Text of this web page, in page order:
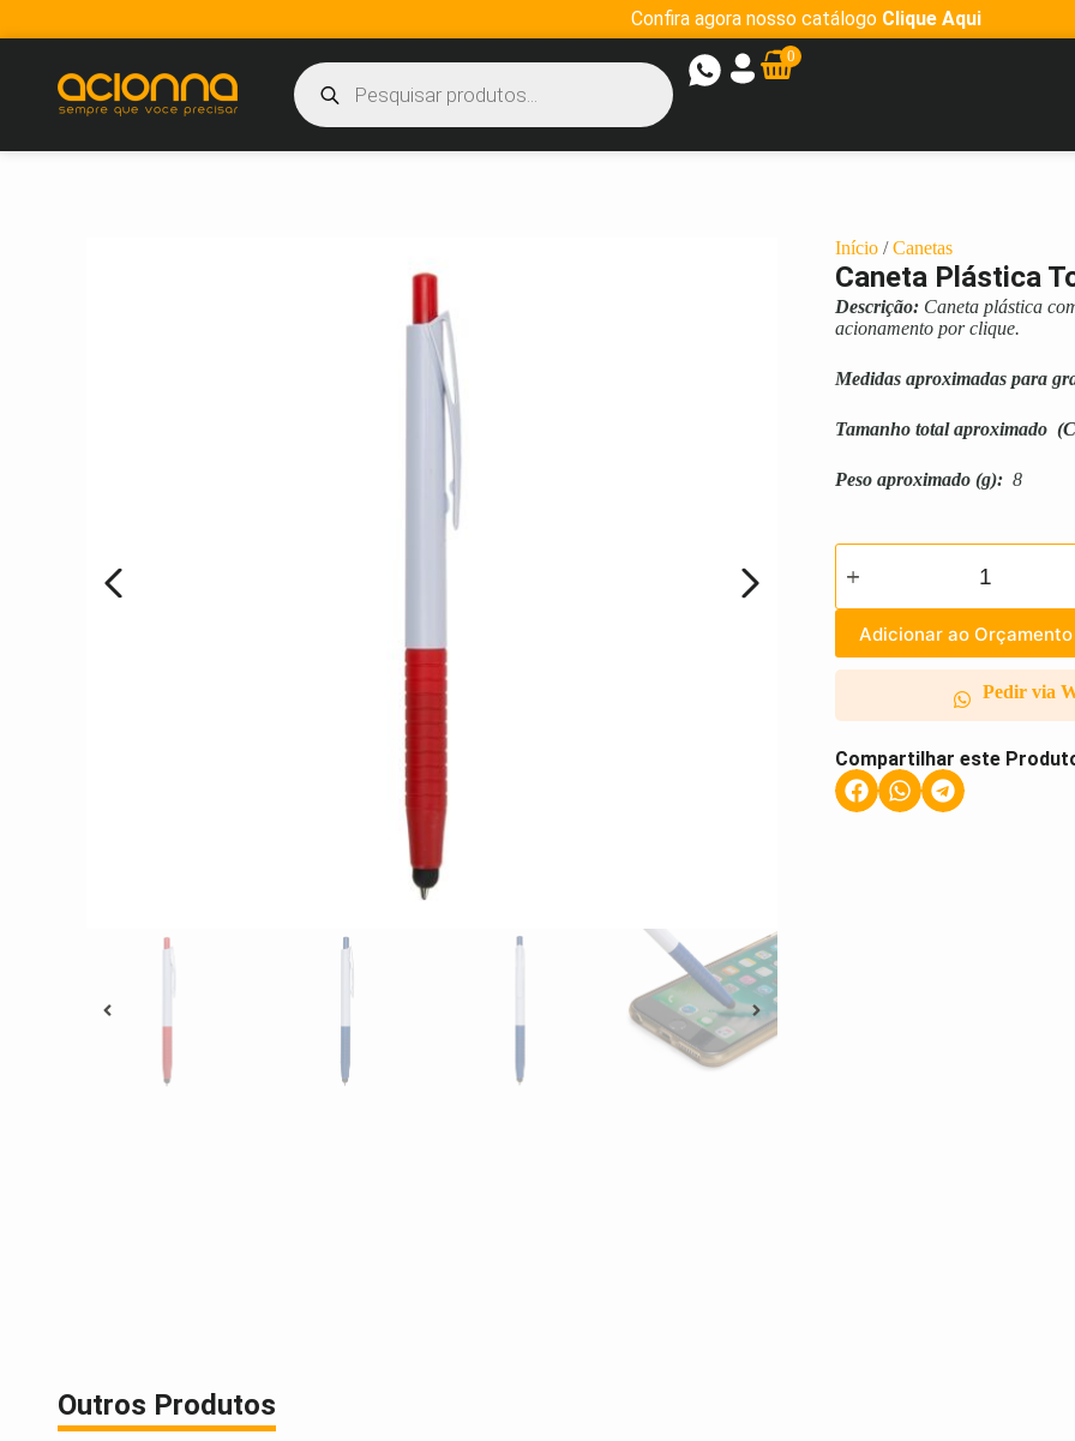
Confira agora nosso catálogo Clique Aqui
0
Início /Canetas
Caneta Plástica
Descrição: Caneta plástica
acionamento por clique.
Medidas aproximadas para
Tamanho total aproximado
Peso aproximado (g): 8
Adicionar ao Orçamento
Pedir via
Compartilhar este
Outros Produtos